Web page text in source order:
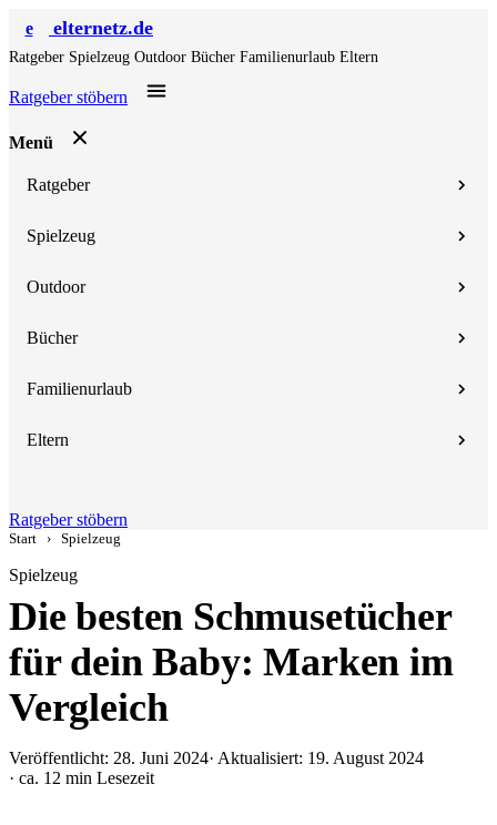
e elternetz.de
Ratgeber Spielzeug Outdoor Bücher Familienurlaub Eltern
Ratgeber stöbern
Menü
Ratgeber
Spielzeug
Outdoor
Bücher
Familienurlaub
Eltern
Ratgeber stöbern
Start › Spielzeug
Spielzeug
Die besten Schmusetücher
für dein Baby: Marken im
Vergleich
Veröffentlicht: 28. Juni 2024· Aktualisiert: 19. August 2024
· ca. 12 min Lesezeit